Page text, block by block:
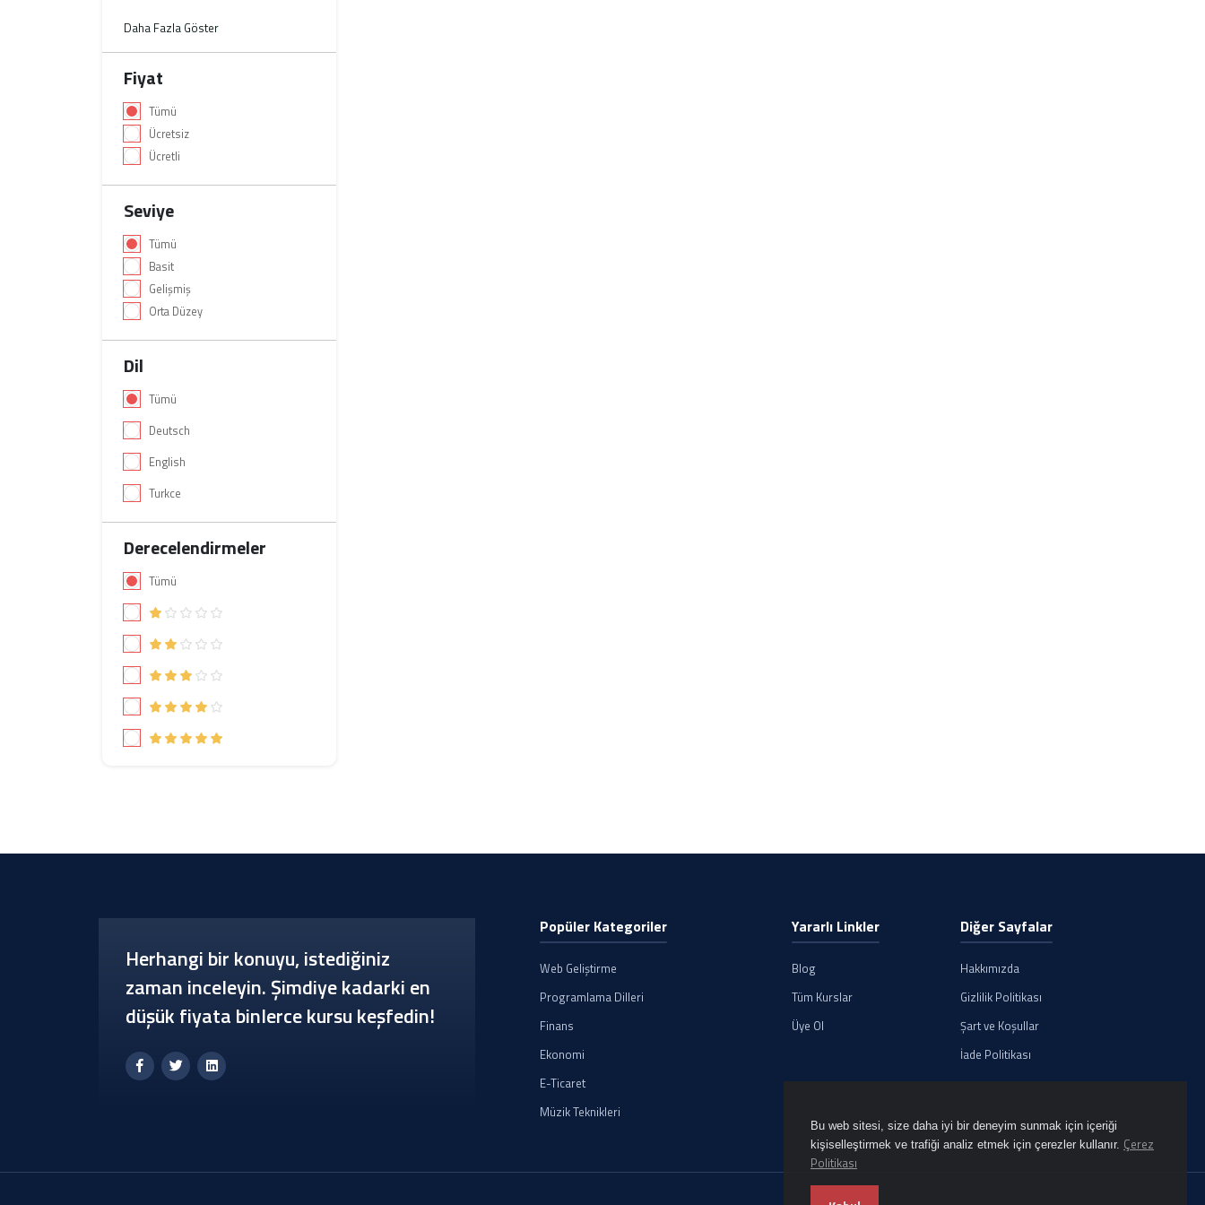
Bu web sitesi, size daha iyi bir deneyim sunmak için içeriği
kişiselleştirmek ve trafiği analiz etmek için çerezler kullanır. Çerez
Politikası
Daha Fazla Göster
Fiyat
Tümü
Ücretsiz
Ücretli
Seviye
Tümü
Basit
Gelişmiş
Orta Düzey
Dil
Tümü
Deutsch
English
Turkce
Derecelendirmeler
Tümü
Popüler Kategoriler
Web Geliştirme
Programlama Dilleri
Finans
Ekonomi
E-Ticaret
Müzik Teknikleri
Yararlı Linkler
Blog
Tüm Kurslar
Üye Ol
Diğer Sayfalar
Hakkımızda
Gizlilik Politikası
Şart ve Koşullar
İade Politikası
Herhangi bir konuyu, istediğiniz
zaman inceleyin. Şimdiye kadarki en
düşük fiyata binlerce kursu keşfedin!